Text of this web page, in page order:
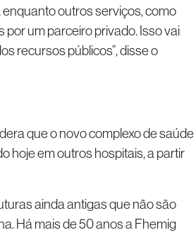
outros serviços, como
um parceiro privado. Isso vai
recursos públicos”, disse o
que o novo complexo de saúde
hoje em outros hospitais, a partir
ainda antigas que não são
Há mais de 50 anos a Fhemig